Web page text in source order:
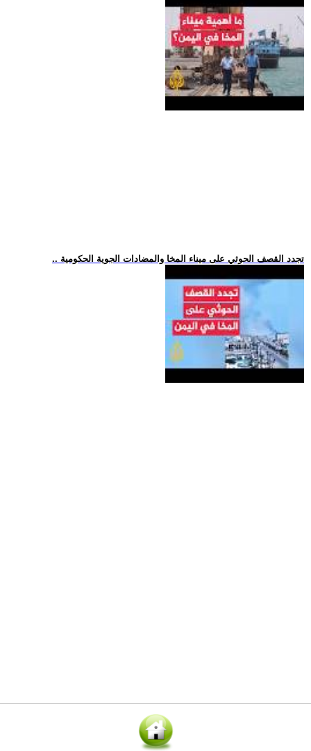
.. تجدد القصف الحوثي على ميناء المخا والمضادات الجوية الحكومية